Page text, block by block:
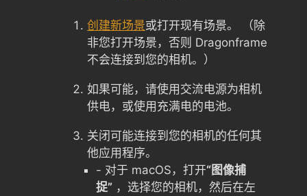
创建新场景或打开现有场景。 （除
非您打开场景，否则 Dragonframe
不会连接到您的相机。）
如果可能，请使用交流电源为相机
供电，或使用充满电的电池。
关闭可能连接到您的相机的任何其
他应用程序。
- 对于 macOS，打开“图像捕
捉” ，选择您的相机，然后在左